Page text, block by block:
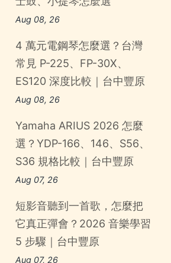
Aug 08, 26
4 萬元電鋼琴怎麼選？台灣
常見 P-225、FP-30X、
ES120 深度比較｜台中豐原
Aug 08, 26
Yamaha ARIUS 2026 怎麼
選？YDP-166、146、S56、
S36 規格比較｜台中豐原
Aug 07, 26
短影音聽到一首歌，怎麼把
它真正彈會？2026 音樂學習
5 步驟｜台中豐原
Aug 07, 26